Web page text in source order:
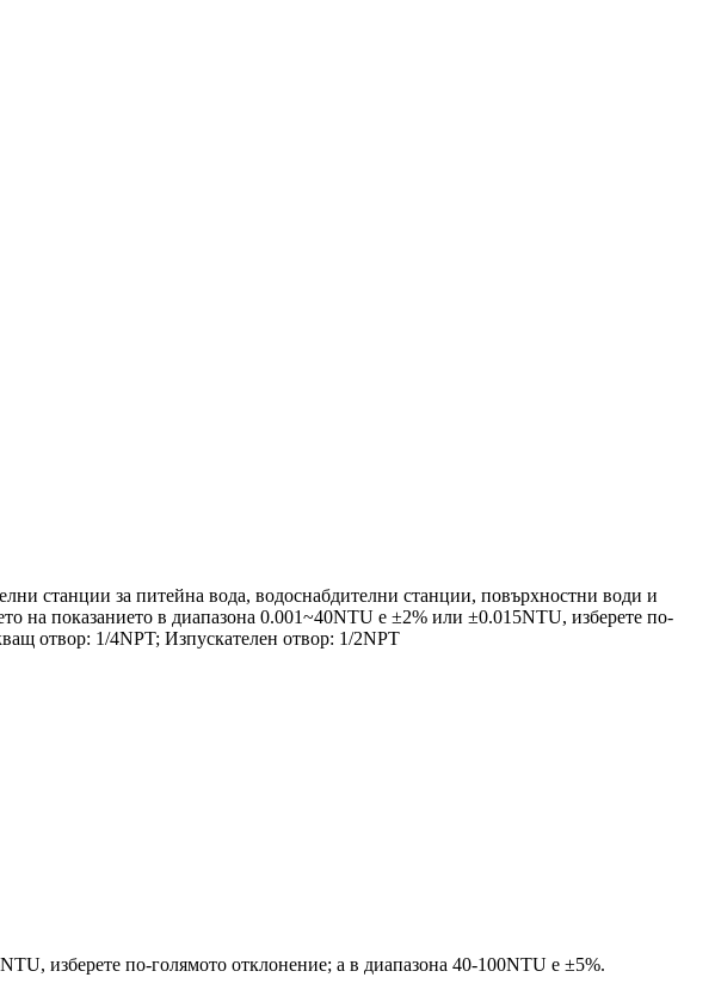
станции за питейна вода, водоснабдителни станции, повърхностни води и
на показанието в диапазона 0.001~40NTU е ±2% или ±0.015NTU, изберете по-
отвор: 1/4NPT; Изпускателен отвор: 1/2NPT
изберете по-голямото отклонение; а в диапазона 40-100NTU е ±5%.